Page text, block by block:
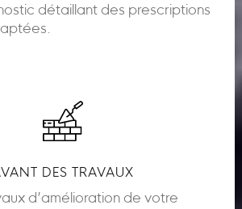
détaillant des prescriptions
DES TRAVAUX
d’amélioration de votre